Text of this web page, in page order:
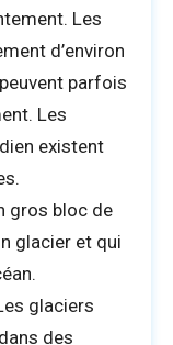
Les
d’environ
parfois
Les
existent
gros bloc de
glacier et qui
glaciers
des